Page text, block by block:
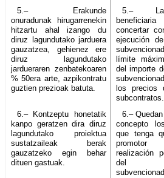
5.– Erakunde
onuradunak hirugarrenekin
hitzartu ahal izango du
diruz lagundutako jarduera
gauzatzea, gehienez ere
diruz lagundutako
jardueraren zenbatekoaren
% 50era arte, azpikontratu
guztien prezioak batuta.
5.– La
concertar
ejecución
límite
del importe
los precios
subcontratos.
6.– Kontzeptu honetatik
kanpo geratzen dira diruz
lagundutako proiektua
sustatzaileak berak
gauzatzeko egin behar
dituen gastuak.
6.–
concepto
que tenga
realización
del